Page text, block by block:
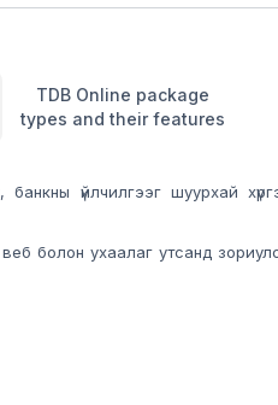
TDB Online package
types and their features
банкны үйлчилгээг шуурхай
болон ухаалаг утсанд